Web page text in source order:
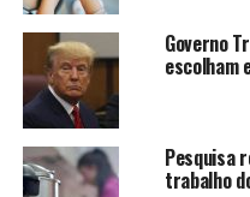
redacao
Governo
escolham
Pesquisa
trabalho